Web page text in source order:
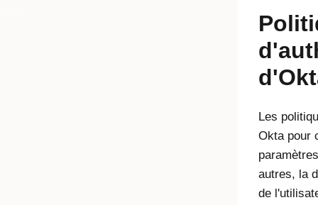
Les
Oktapour
autres, la
de